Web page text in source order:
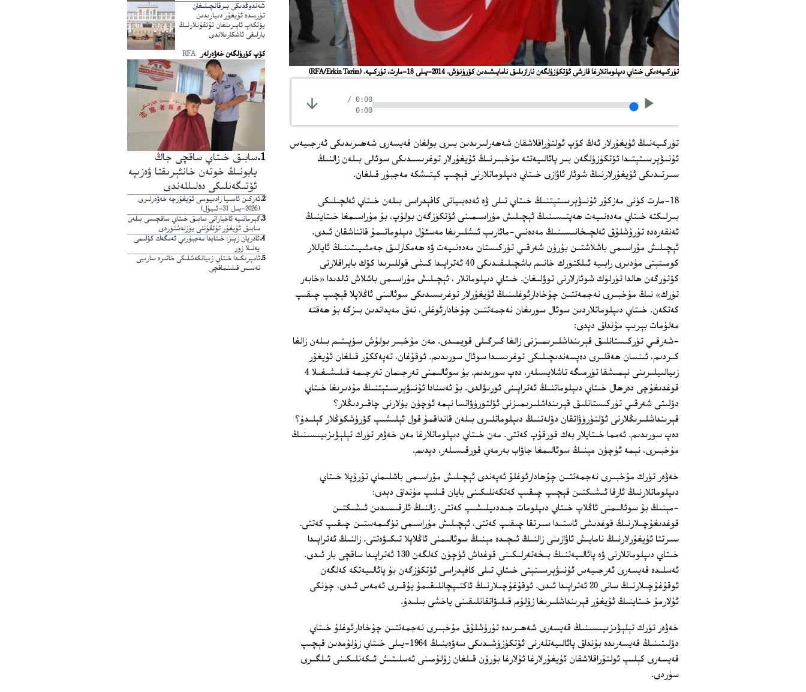
تۈركىيەدىكى خىتاي دىپلوماتلارغا قارشى ئۆتكۈزۈلگەن نارازىلىق نامايىشىدىن كۆرۈنۈش. 2014-يىلى 18-مارت، تۈركىيە. (RFA/Erkin Tarim)
0:00
/
0:00
تۈركىيەنىڭ ئۇيغۇرلار ئەڭ كۆپ ئولتۇراقلاشقان شەھەرلىرىدىن بىرى بولغان قەيسەرى شەھىرىدىكى ئەرجىيەس
ئۇنىۋېرسىتېتىدا ئۆتكۈزۈلگەن بىر پائالىيەتتە مۇخبىرنىڭ ئۇيغۇرلار توغرىسىدىكى سوئالى بىلەن زالنىڭ
سىرتىدىكى ئۇيغۇرلارنىڭ شوئار ئاۋازى خىتاي دىپلوماتلارنى قېچىپ كېتىشكە مەجبۇر قىلغان.
18-مارت كۈنى مەزكۇر ئۇنىۋېرسىتېتنىڭ خىتاي تىلى ۋە ئەدەبىياتى كافېدراسى بىلەن خىتاي ئەلچىلىكى
بىرلىكتە خىتاي مەدەنىيەت ھەپتىسىنىڭ ئېچىلىش مۇراسىمىنى ئۆتكۈزگەن بولۇپ، بۇ مۇراسىمغا خىتاينىڭ
ئەنقەرەدە تۇرۇشلۇق ئەلچىخانىسىنىڭ مەدەنىي-مائارىپ ئىشلىرىغا مەسئۇل دىپلوماتىمۇ قاتناشقان ئىدى.
ئېچىلىش مۇراسىمى باشلاشتىن بۇرۇن شەرقىي تۈركىستان مەدەنىيەت ۋە ھەمكارلىق جەمئىيىتىنىڭ ئاياللار
كومىتېتى مۇدىرى رابىيە ئىلكتۈرك خانىم باشچىلىقىدىكى 40 ئەتراپىدا كىشى قوللىرىدا كۆك بايراقلارنى
كۆتۈرگەن ھالدا تۈرلۈك شوئارلارنى توۋلىغان. خىتاي دىپلوماتلار ، ئېچىلىش مۇراسىمى باشلاش ئالدىدا «خابەر
تۈرك» نىڭ مۇخبىرى نەجمەتتىن چۇخادارئوغلىنىڭ ئۇيغۇرلار توغرىسىدىكى سوئالىنى ئاڭلاپلا قېچىپ چىقىپ
كەتكەن. خىتاي دىپلوماتلاردىن سوئال سورىغان نەجمەتتىن چۇخادارئوغلى، نەق مەيداندىن بىزگە بۇ ھەقتە
مەلۇمات بېرىپ مۇنداق دېدى:
-شەرقىي تۈركىستانلىق قېرىنداشلىرىمىزنى زالغا كىرگىلى قويمىدى. مەن مۇخبىر بولۇش سۈپىتىم بىلەن زالغا
كىردىم، ئىنسان ھەقلىرى دەپسەندىچىلىكى توغرىسىدا سوئال سورىدىم. ئوقۇغان، تەپەككۇر قىلغان ئۇيغۇر
زىيالىيلىرىنى نېمىشقا تۈرمىگە تاشلايسىلەر، دەپ سورىدىم. بۇ سوئالىمنى تەرجىمان تەرجىمە قىلىشىغىلا 4
قوغدىغۇچى دەرھال خىتاي دىپلوماتنىڭ ئەتراپىنى ئورىۋالدى. بۇ ئەسنادا ئۇنىۋېرسىتېتنىڭ مۇدىرىغا خىتاي
دۆلىتى شەرقىي تۈركىستانلىق قېرىنداشلىرىمىزنى ئۆلتۈرۈۋاتسا نېمە ئۈچۈن بۇلارنى چاقىردىڭلار؟
قېرىنداشلىرىڭلارنى ئۆلتۈرۈۋاتقان دۆلەتنىڭ دىپلوماتلىرى بىلەن قانداقمۇ قول ئېلىشىپ كۆرۈشكۈڭلار كېلىدۇ؟
دەپ سورىدىم. ئەمما خىتايلار بەك قورقۇپ كەتتى. مەن خىتاي دىپلوماتلارغا مەن خەۋەر تۈرك تېلېۋىزىيىسىنىڭ
مۇخبىرى، نېمە ئۈچۈن مېنىڭ سوئالىمغا جاۋاب بەرمەي قورقىسىلەر، دېدىم.
خەۋەر تۈرك مۇخبىرى نەجمەتتىن چۇھادارئوغلۇ ئەپەندى ئېچىلىش مۇراسىمى باشلىماي تۇرۇپلا خىتاي
دىپلوماتلارنىڭ ئارقا ئىشىكتىن قېچىپ چىقىپ كەتكەنلىكىنى بايان قىلىپ مۇنداق دېدى:
-مېنىڭ بۇ سوئالىمنى ئاڭلاپ خىتاي دىپلومات جىددىيلىشىپ كەتتى. زالنىڭ ئارقىسىدىن ئىشىكتىن
قوغدىغۇچىلارنىڭ قوغدىشى ئاستىدا سىرتقا چىقىپ كەتتى، ئېچىلىش مۇراسىمى تۈگىمەستىن چىقىپ كەتتى.
سىرتتا ئۇيغۇرلارنىڭ نامايىش ئاۋازىنى زالنىڭ ئىچىدە مېنىڭ سوئالىمنى ئاڭلاپلا تىكىۋەتتى. زالنىڭ ئەتراپىدا
خىتاي دىپلوماتلارنى ۋە پائالىيەتنىڭ بىخەتەرلىكىنى قوغداش ئۈچۈن كەلگەن 130 ئەتراپىدا ساقچى بار ئىدى.
ئەسلىدە قەيسەرى ئەرجىيەس ئۇنىۋېرسىتېتى خىتاي تىلى كافېدراسى ئۆتكۈزگەن بۇ پائالىيەتكە كەلگەن
ئوقۇغۇچىلارنىڭ سانى 20 ئەتراپىدا ئىدى. ئوقۇغۇچىلارنىڭ ئاكتىپچانلىقىمۇ يۇقىرى ئەمەس ئىدى، چۈنكى
ئۇلارمۇ خىتاينىڭ ئۇيغۇر قېرىنداشلىرىغا زۇلۇم قىلىۋاتقانلىقىنى ياخشى بىلىدۇ.
خەۋەر تۈرك تېلېۋىزىيىسىنىڭ قەيسەرى شەھىرىدە تۇرۇشلۇق مۇخبىرى نەجمەتتىن چۇخادارئوغلۇ خىتاي
دۆلىتىنىڭ قەيسەرىدە بۇنداق پائالىيەتلەرنى ئۆتكۈزۈشىدىكى سەۋەبنىڭ 1964-يىلى خىتاي زۇلۇمدىن قېچىپ
قەيسەرى كېلىپ ئولتۇراقلاشقان ئۇيغۇرلارغا ئۇلارغا بۇرۇن قىلغان زۇلۇمىنى ئەسلىتىش ئىكەنلىكىنى ئىلگىرى
سۈردى.
شەندوڭدىكى بىرقانچىلىغان
تۈرمىدە ئۇيغۇر دىيارىدىن
يۆتكەپ ئاپىرىلغان تۇتقۇنلارنىڭ
بارلىقى ئاشكارىلاندى
كۆپ كۆرۈلگەن خەۋەرلەر
RFA
1
.سابىق خىتاي ساقچى جاڭ
يابونىڭ خوتەن خانئېرىقتا ۋەزىپە
ئۆتىگەنلىكى دەلىللەندى
2
.ئەركىن ئاسىيا رادىيوسى ئۇيغۇرچە خەۋەرلىرى
(2026-يىل 31-ئىيۇل)
3
.گېرمانىيە ئاخباراتى سابىق خىتاي ساقچىسى بىلەن
سابىق ئۇيغۇر تۇتقۇننى يۈزلەشتۈردى
4
.ئادريان زېنز: خىتايدا مەجبۇرىي ئەمگەك كۆلىمى
يەنىلا زور
5
.ئامېرىكىدا خىتاي زىيانكەشلىكى خاتىرە سارىيى
تەسىس قىلىنماقچى